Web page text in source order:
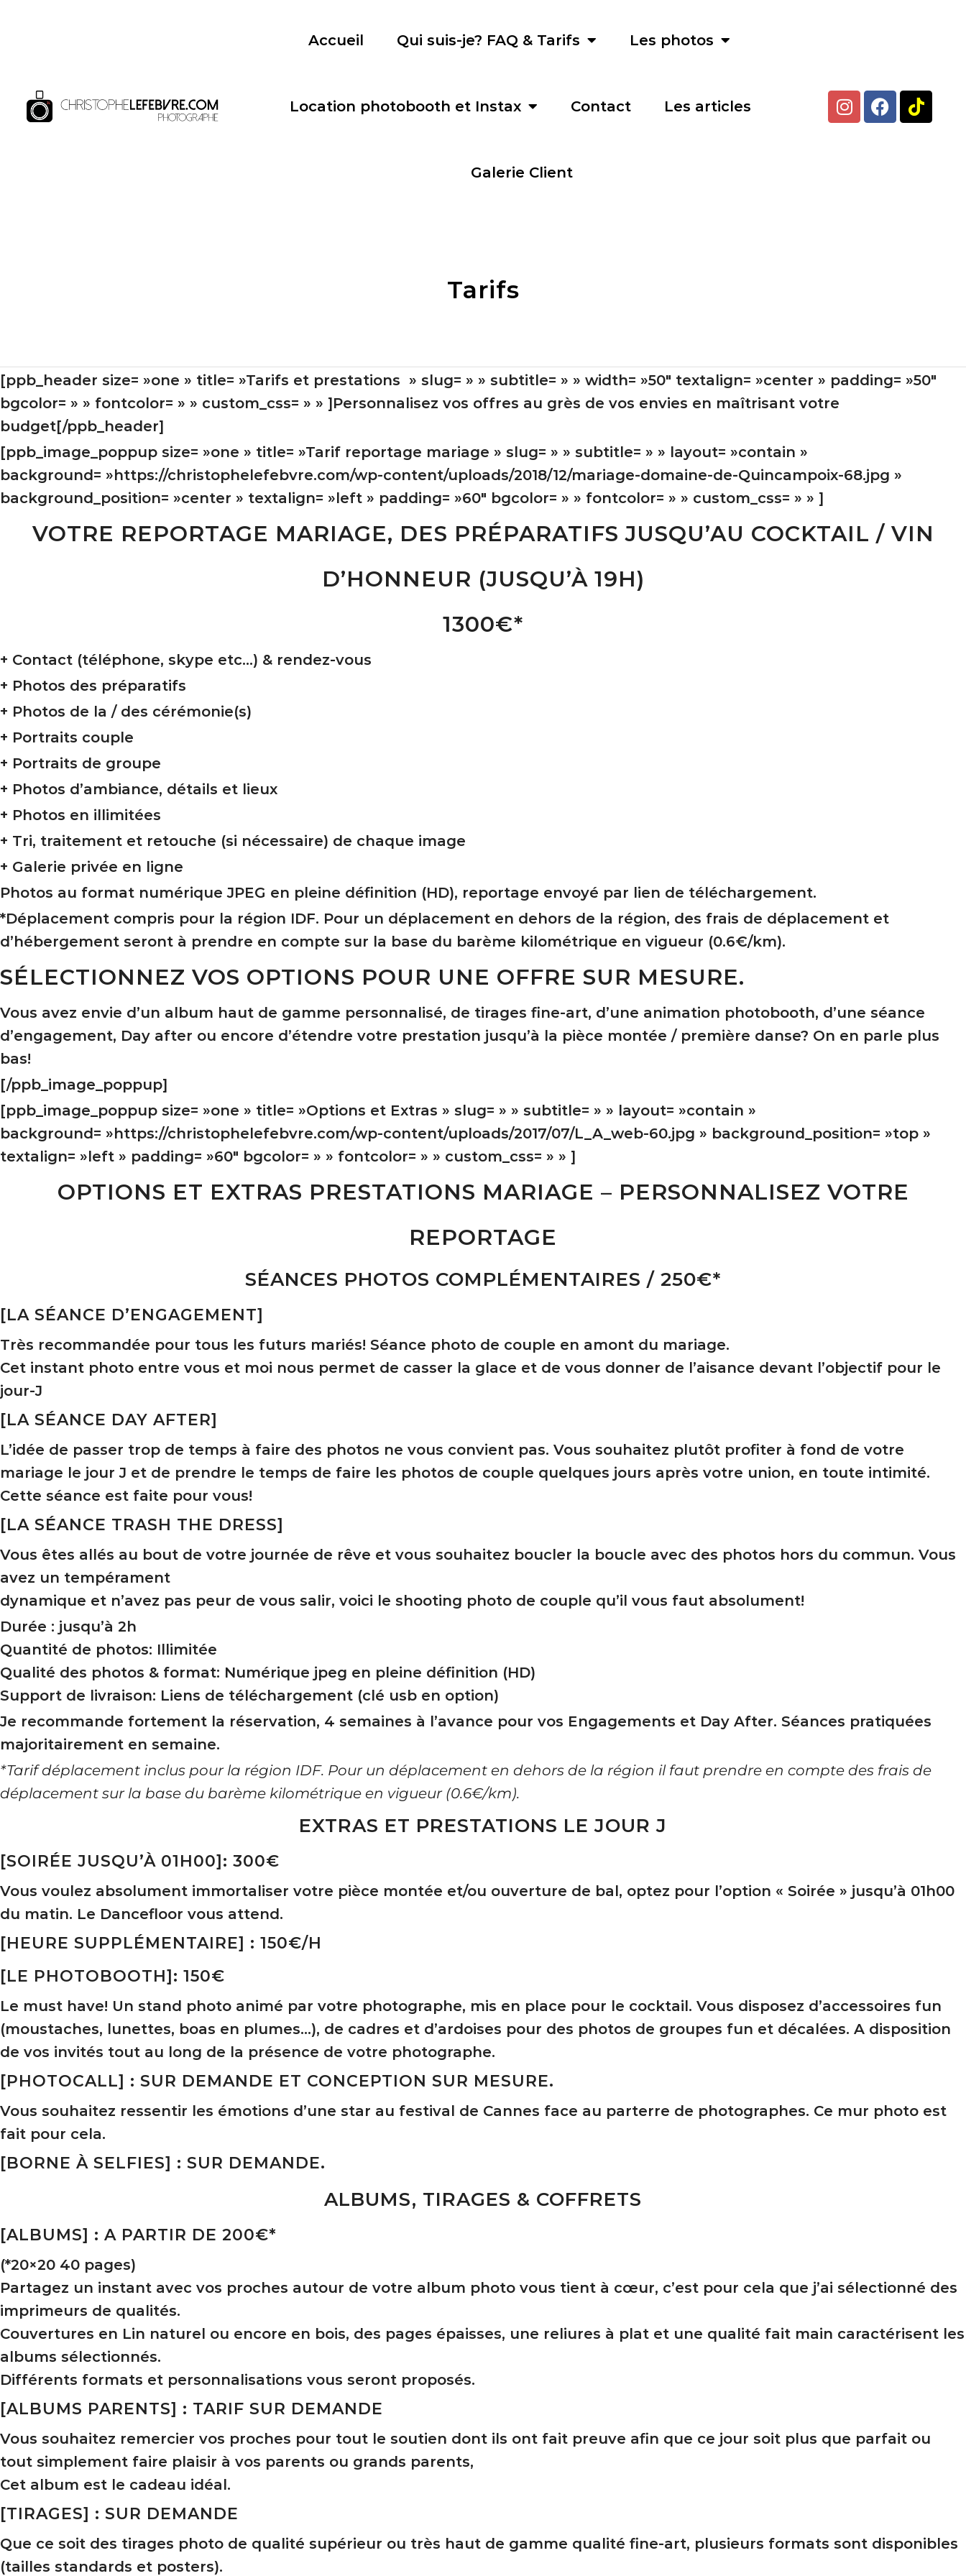
Accueil Qui suis-je? FAQ & Tarifs Les photos
Location photobooth et Instax Contact Les articles
Galerie Client
Tarifs
[ppb_header size= »one » title= »Tarifs et prestations » slug= » » subtitle= » » width= »50″ textalign= »center » padding= »50″
bgcolor= » » fontcolor= » » custom_css= » » ]Personnalisez vos offres au grès de vos envies en maîtrisant votre
budget[/ppb_header]
[ppb_image_poppup size= »one » title= »Tarif reportage mariage » slug= » » subtitle= » » layout= »contain »
background= »https://christophelefebvre.com/wp-content/uploads/2018/12/mariage-domaine-de-Quincampoix-68.jpg »
background_position= »center » textalign= »left » padding= »60″ bgcolor= » » fontcolor= » » custom_css= » » ]
VOTRE REPORTAGE MARIAGE, DES PRÉPARATIFS JUSQU’AU COCKTAIL / VIN
D’HONNEUR (JUSQU’À 19H)
1300€*
+ Contact (téléphone, skype etc…) & rendez-vous
+ Photos des préparatifs
+ Photos de la / des cérémonie(s)
+ Portraits couple
+ Portraits de groupe
+ Photos d’ambiance, détails et lieux
+ Photos en illimitées
+ Tri, traitement et retouche (si nécessaire) de chaque image
+ Galerie privée en ligne
Photos au format numérique JPEG en pleine définition (HD), reportage envoyé par lien de téléchargement.
*Déplacement compris pour la région IDF. Pour un déplacement en dehors de la région, des frais de déplacement et
d’hébergement seront à prendre en compte sur la base du barème kilométrique en vigueur (0.6€/km).
SÉLECTIONNEZ VOS OPTIONS POUR UNE OFFRE SUR MESURE.
Vous avez envie d’un album haut de gamme personnalisé, de tirages fine-art, d’une animation photobooth, d’une séance
d’engagement, Day after ou encore d’étendre votre prestation jusqu’à la pièce montée / première danse? On en parle plus
bas!
[/ppb_image_poppup]
[ppb_image_poppup size= »one » title= »Options et Extras » slug= » » subtitle= » » layout= »contain »
background= »https://christophelefebvre.com/wp-content/uploads/2017/07/L_A_web-60.jpg » background_position= »top »
textalign= »left » padding= »60″ bgcolor= » » fontcolor= » » custom_css= » » ]
OPTIONS ET EXTRAS PRESTATIONS MARIAGE – PERSONNALISEZ VOTRE
REPORTAGE
SÉANCES PHOTOS COMPLÉMENTAIRES / 250€*
[LA SÉANCE D’ENGAGEMENT]
Très recommandée pour tous les futurs mariés! Séance photo de couple en amont du mariage.
Cet instant photo entre vous et moi nous permet de casser la glace et de vous donner de l’aisance devant l’objectif pour le
jour-J
[LA SÉANCE DAY AFTER]
L’idée de passer trop de temps à faire des photos ne vous convient pas. Vous souhaitez plutôt profiter à fond de votre
mariage le jour J et de prendre le temps de faire les photos de couple quelques jours après votre union, en toute intimité.
Cette séance est faite pour vous!
[LA SÉANCE TRASH THE DRESS]
Vous êtes allés au bout de votre journée de rêve et vous souhaitez boucler la boucle avec des photos hors du commun. Vous
avez un tempérament
dynamique et n’avez pas peur de vous salir, voici le shooting photo de couple qu’il vous faut absolument!
Durée : jusqu’à 2h
Quantité de photos: Illimitée
Qualité des photos & format: Numérique jpeg en pleine définition (HD)
Support de livraison: Liens de téléchargement (clé usb en option)
Je recommande fortement la réservation, 4 semaines à l’avance pour vos Engagements et Day After. Séances pratiquées
majoritairement en semaine.
*Tarif déplacement inclus pour la région IDF. Pour un déplacement en dehors de la région il faut prendre en compte des frais de
déplacement sur la base du barème kilométrique en vigueur (0.6€/km).
EXTRAS ET PRESTATIONS LE JOUR J
[SOIRÉE JUSQU’À 01H00]: 300€
Vous voulez absolument immortaliser votre pièce montée et/ou ouverture de bal, optez pour l’option « Soirée » jusqu’à 01h00
du matin. Le Dancefloor vous attend.
[HEURE SUPPLÉMENTAIRE] : 150€/H
[LE PHOTOBOOTH]: 150€
Le must have! Un stand photo animé par votre photographe, mis en place pour le cocktail. Vous disposez d’accessoires fun
(moustaches, lunettes, boas en plumes…), de cadres et d’ardoises pour des photos de groupes fun et décalées. A disposition
de vos invités tout au long de la présence de votre photographe.
[PHOTOCALL] : SUR DEMANDE ET CONCEPTION SUR MESURE.
Vous souhaitez ressentir les émotions d’une star au festival de Cannes face au parterre de photographes. Ce mur photo est
fait pour cela.
[BORNE À SELFIES] : SUR DEMANDE.
ALBUMS, TIRAGES & COFFRETS
[ALBUMS] : A PARTIR DE 200€*
(*20×20 40 pages)
Partagez un instant avec vos proches autour de votre album photo vous tient à cœur, c’est pour cela que j’ai sélectionné des
imprimeurs de qualités.
Couvertures en Lin naturel ou encore en bois, des pages épaisses, une reliures à plat et une qualité fait main caractérisent les
albums sélectionnés.
Différents formats et personnalisations vous seront proposés.
[ALBUMS PARENTS] : TARIF SUR DEMANDE
Vous souhaitez remercier vos proches pour tout le soutien dont ils ont fait preuve afin que ce jour soit plus que parfait ou
tout simplement faire plaisir à vos parents ou grands parents,
Cet album est le cadeau idéal.
[TIRAGES] : SUR DEMANDE
Que ce soit des tirages photo de qualité supérieur ou très haut de gamme qualité fine-art, plusieurs formats sont disponibles
(tailles standards et posters).